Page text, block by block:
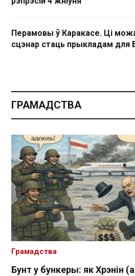
Перамовы ў Каракасе. Ці
сцэнар стаць прыкладам для
ГРАМАДСТВА
Бунт у бункеры: як Хрэнін
Грамадства